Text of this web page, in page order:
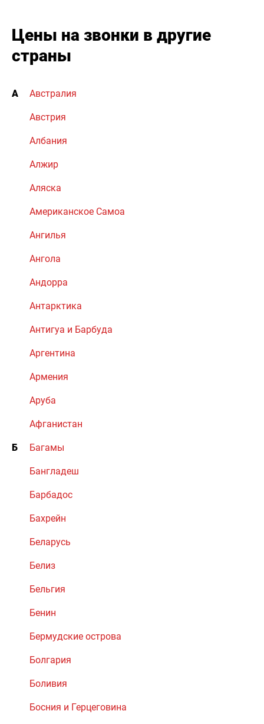
Цены на звонки в другие
страны
А Австралия
Австрия
Албания
Алжир
Аляска
Американское Самоа
Ангилья
Ангола
Андорра
Антарктика
Антигуа и Барбуда
Аргентина
Армения
Аруба
Афганистан
Б Багамы
Бангладеш
Барбадос
Бахрейн
Беларусь
Белиз
Бельгия
Бенин
Бермудские острова
Болгария
Боливия
Босния и Герцеговина